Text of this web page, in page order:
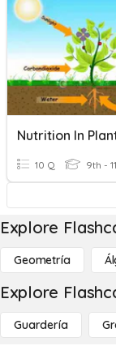
Nutrition In
10 Q 9th -
Explore
Geometría
Explore
Guardería